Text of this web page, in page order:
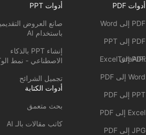
أدوات PDF
PDF إلى Word
PDF إلى PPT
PDF إلى Excel
Word إلى PDF
PPT إلى PDF
Excel إلى PDF
JPG إلى PDF
أدوات PPT
صانع العروض
باستخدام AI
إنشاء PPT بالذكاء
الاصطناعي - نمط
تجميل الشرائح
أدوات الكتابة
بحث متعمق
كاتب مقالات بالـ AI